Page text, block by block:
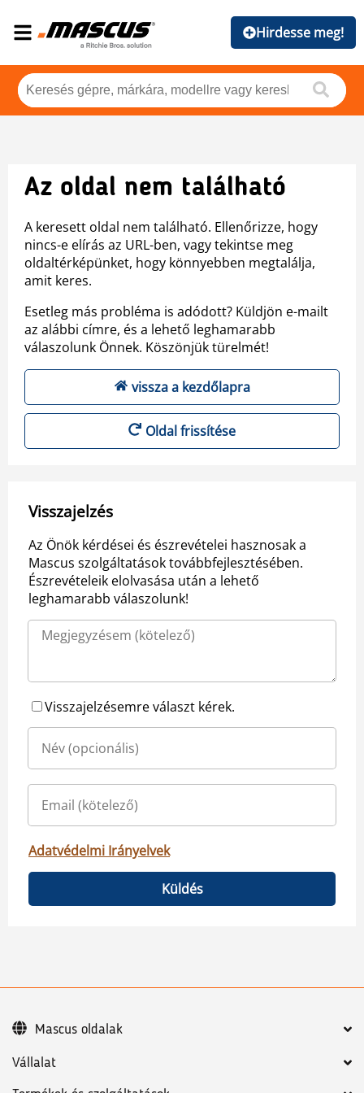
Hirdesse meg!
Az oldal nem található
A keresett oldal nem található. Ellenőrizze, hogy
nincs-e elírás az URL-ben, vagy tekintse meg
oldaltérképünket, hogy könnyebben megtalálja,
amit keres.
Esetleg más probléma is adódott? Küldjön e-mailt
az alábbi címre, és a lehető leghamarabb
válaszolunk Önnek. Köszönjük türelmét!
vissza a kezdőlapra
Oldal frissítése
Visszajelzés
Az Önök kérdései és észrevételei hasznosak a
Mascus szolgáltatások továbbfejlesztésében.
Észrevételeik elolvasása után a lehető
leghamarabb válaszolunk!
Visszajelzésemre választ kérek.
Adatvédelmi Irányelvek
Küldés
Vállalat
Mascus oldalak